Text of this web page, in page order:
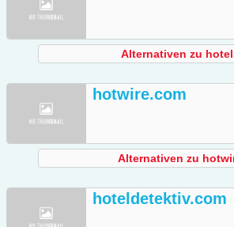
Alternativen zu
hotwire.com
Alternativen zu
hoteldetektiv.com